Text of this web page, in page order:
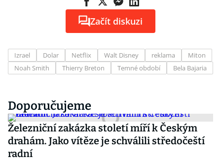
Začít diskuzi
Izrael Dolar Netflix Walt Disney reklama
Miton
Noah Smith
Thierry Breton Temné období Bela Bajaria
Doporučujeme
Železniční zakázka století míří k Českým
drahám. Jako vítěze je schválili středočeští
radní